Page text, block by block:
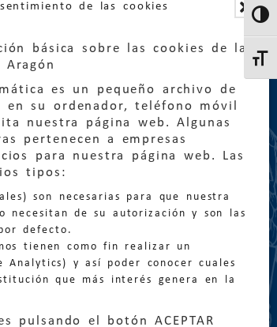
de las cookies
básica sobre las cookies de la
es un pequeño archivo de
su ordenador, teléfono móvil
nuestra página web. Algunas
pertenecen a empresas
para nuestra página web. Las
tipos:
son necesarias para que nuestra
necesitan de su autorización y son las
defecto.
tienen como fin realizar un
Analytics) y así poder conocer cuales
que más interés genera en la
pulsando el botón ACEPTAR
210/ 976 399 354